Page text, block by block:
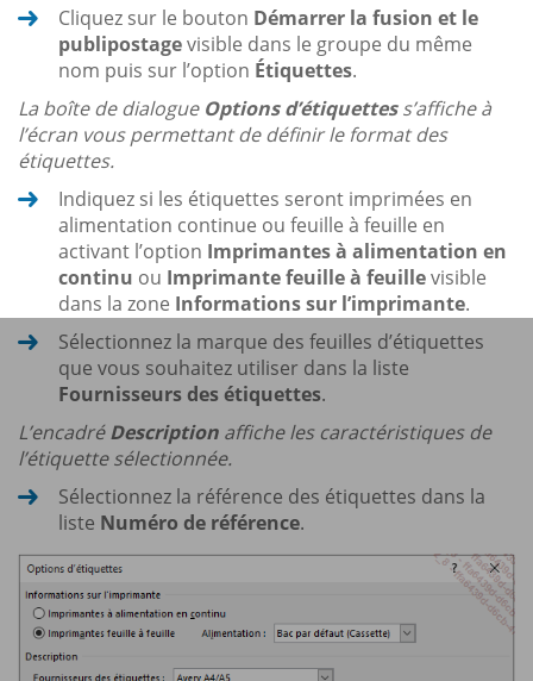
Cliquez sur le bouton Démarrer la fusion et le
publipostagevisible dans le groupe du même
nom puis sur l’option Étiquettes.
La boîte de dialogue Options d’étiquettess’affiche à
l’écran vous permettant de définir le format des
étiquettes.
Indiquez si les étiquettes seront imprimées en
alimentation continue ou feuille à feuille en
activant l’option Imprimantes à alimentation en
continu ou Imprimante feuille à feuillevisible
dans la zone Informations sur l’imprimante.
Sélectionnez la marque des feuilles d’étiquettes
que vous souhaitez utiliser dans la liste
Fournisseurs des étiquettes.
L’encadréDescription affiche les caractéristiques de
l’étiquette sélectionnée.
Sélectionnez la référence des étiquettes dans la
liste Numéro de référence.